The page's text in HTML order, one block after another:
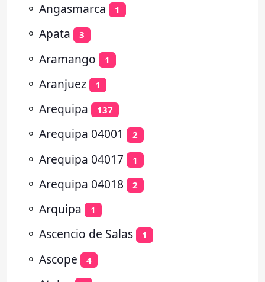
⚬ Angasmarca 1
⚬ Apata 3
⚬ Aramango 1
⚬ Aranjuez 1
⚬ Arequipa 137
⚬ Arequipa 04001 2
⚬ Arequipa 04017 1
⚬ Arequipa 04018 2
⚬ Arquipa 1
⚬ Ascencio de Salas 1
⚬ Ascope 4